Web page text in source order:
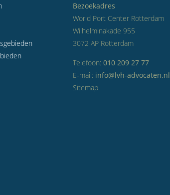
Bezoekadres
World Port Center Rotterdam
Wilhelminakade 955
3072 AP Rotterdam
Telefoon: 010 209 27 77
E-mail: info@lvh-advocaten.nl
Sitemap